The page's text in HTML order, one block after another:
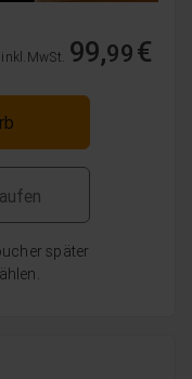
inkl. MwSt. 99,99€
später